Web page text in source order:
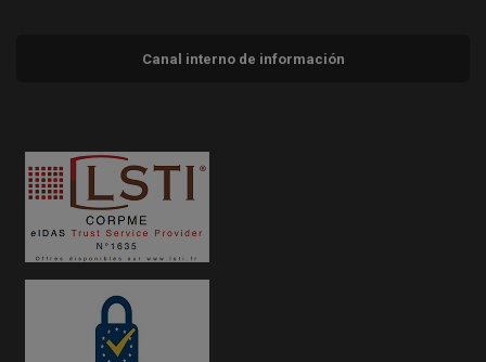
Canal interno de información